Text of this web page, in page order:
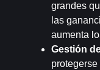
grandes
las
aumenta
Gestión